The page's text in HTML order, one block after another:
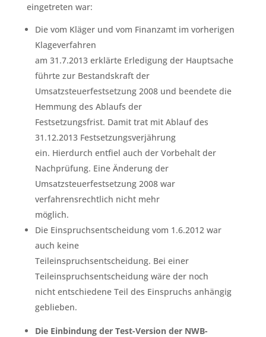
eingetreten war:
Die vom Kläger und vom Finanzamt im vorherigen
Klageverfahren
am 31.7.2013 erklärte Erledigung der Hauptsache
führte zur Bestandskraft der
Umsatzsteuerfestsetzung 2008 und beendete die
Hemmung des Ablaufs der
Festsetzungsfrist. Damit trat mit Ablauf des
31.12.2013 Festsetzungsverjährung
ein. Hierdurch entfiel auch der Vorbehalt der
Nachprüfung. Eine Änderung der
Umsatzsteuerfestsetzung 2008 war
verfahrensrechtlich nicht mehr
möglich.
Die Einspruchsentscheidung vom 1.6.2012 war
auch keine
Teileinspruchsentscheidung. Bei einer
Teileinspruchsentscheidung wäre der noch
nicht entschiedene Teil des Einspruchs anhängig
geblieben.
Die Einbindung der Test-Version der NWB-